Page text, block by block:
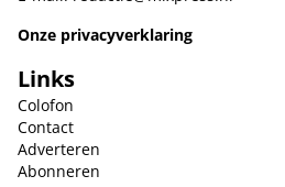
Onze privacyverklaring
Links
Colofon
Contact
Adverteren
Abonneren